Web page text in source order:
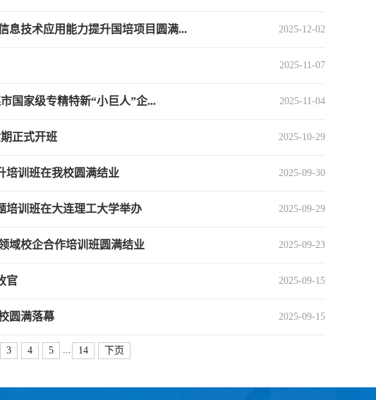
2025-12-02
息技术应用能力提升国培项目圆满...
2025-11-07
2025-11-04
国家级专精特新“小巨人”企...
2025-10-29
正式开班
2025-09-30
培训班在我校圆满结业
2025-09-29
培训班在大连理工大学举办
2025-09-23
域校企合作培训班圆满结业
2025-09-15
官
2025-09-15
圆满落幕
3 4 5 ... 14 下页